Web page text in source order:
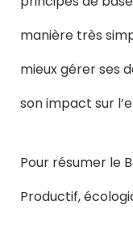
manière très
mieux gérer ses
son impact sur
Pour résumer le
Productif,